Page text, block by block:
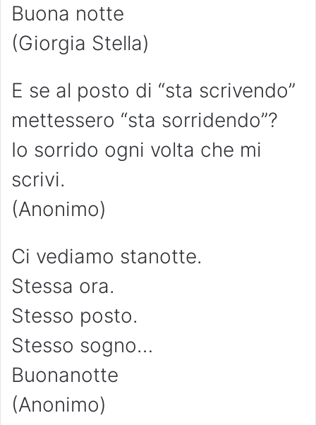
Buona notte
(Giorgia Stella)
E se al posto di “sta scrivendo”
mettessero “sta sorridendo”?
Io sorrido ogni volta che mi
scrivi.
(Anonimo)
Ci vediamo stanotte.
Stessa ora.
Stesso posto.
Stesso sogno…
Buonanotte
(Anonimo)